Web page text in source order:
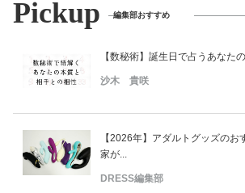
Pickup 編集部おすすめ
【数秘術】誕生日で占うあなた
沙木 貴咲
【2026年】アダルトグッズのお
家が...
DRESS編集部